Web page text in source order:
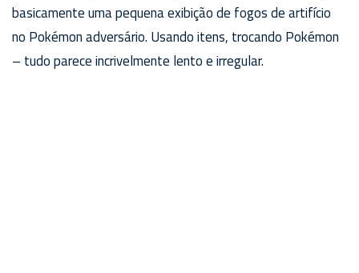
basicamente uma pequena exibição de fogos de artifício
no Pokémon adversário. Usando itens, trocando Pokémon
– tudo parece incrivelmente lento e irregular.